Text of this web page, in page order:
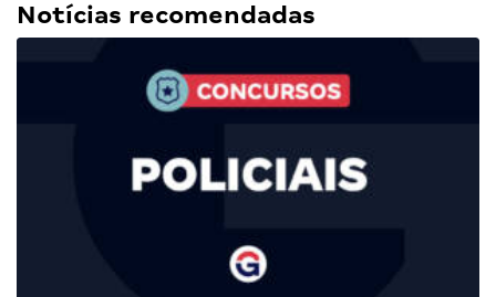
Notícias recomendadas